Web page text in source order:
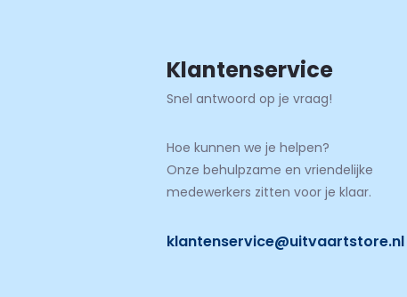
Klantenservice
Snel antwoord op je vraag!
Hoe kunnen we je helpen?
Onze behulpzame en vriendelijke
medewerkers zitten voor je klaar.
klantenservice@uitvaartstore.nl